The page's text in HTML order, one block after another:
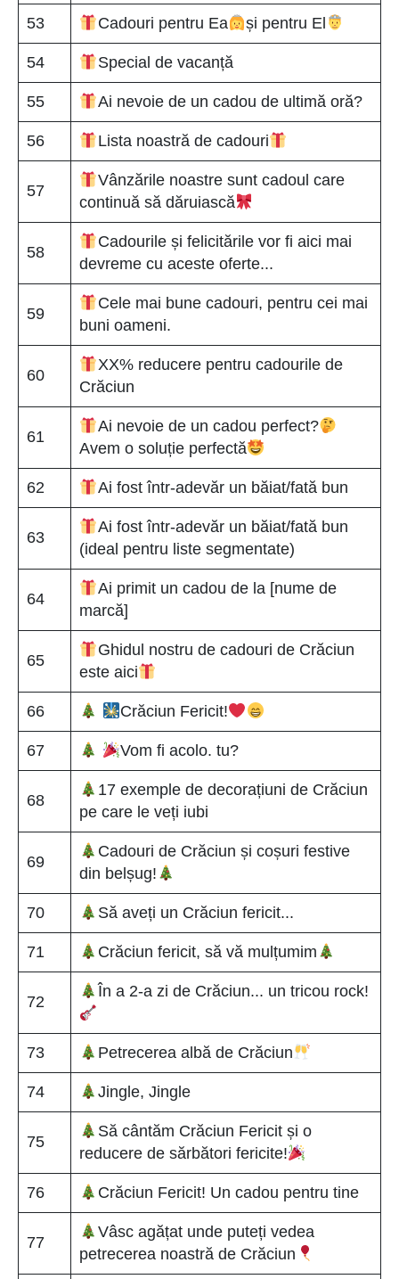
53 Cadouri pentru Ea și pentru El
54 Special de vacanță
55 Ai nevoie de un cadou de ultimă oră?
56 Lista noastră de cadouri
57
Vânzările noastre sunt cadoul care
continuă să dăruiască
58
Cadourile și felicitările vor fi aici mai
devreme cu aceste oferte...
59
Cele mai bune cadouri, pentru cei mai
buni oameni.
60
XX% reducere pentru cadourile de
Crăciun
61
Ai nevoie de un cadou perfect?
Avem o soluție perfectă
62 Ai fost într-adevăr un băiat/fată bun
63
Ai fost într-adevăr un băiat/fată bun
(ideal pentru liste segmentate)
64
Ai primit un cadou de la [nume de
marcă]
65
Ghidul nostru de cadouri de Crăciun
este aici
66 Crăciun Fericit!
67 Vom fi acolo. tu?
68
17 exemple de decorațiuni de Crăciun
pe care le veți iubi
69
Cadouri de Crăciun și coșuri festive
din belșug!
70 Să aveți un Crăciun fericit...
71 Crăciun fericit, să vă mulțumim
72
În a 2-a zi de Crăciun... un tricou rock!
73 Petrecerea albă de Crăciun
74 Jingle, Jingle
75
Să cântăm Crăciun Fericit și o
reducere de sărbători fericite!
76 Crăciun Fericit! Un cadou pentru tine
77
Vâsc agățat unde puteți vedea
petrecerea noastră de Crăciun